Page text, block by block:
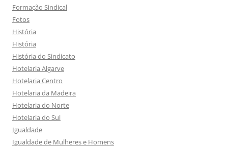
Formação Sindical
Fotos
História
História
História do Sindicato
Hotelaria Algarve
Hotelaria Centro
Hotelaria da Madeira
Hotelaria do Norte
Hotelaria do Sul
Igualdade
Igualdade de Mulheres e Homens